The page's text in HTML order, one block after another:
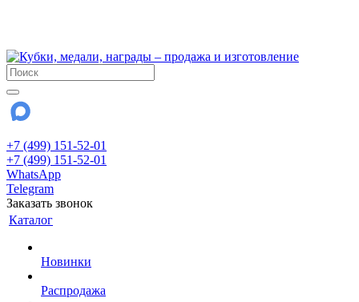
+7 (499) 151-52-01
+7 (499) 151-52-01
WhatsApp
Telegram
Заказать звонок
Каталог
Новинки
Распродажа